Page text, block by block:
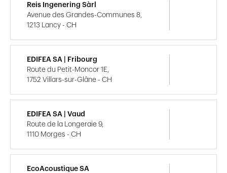
Reis Ingenering Sàrl
Avenue des Grandes-Communes 8,
1213 Lancy - CH
EDIFEA SA | Fribourg
Route du Petit-Moncor 1E,
1752 Villars-sur-Glâne - CH
EDIFEA SA | Vaud
Route de la Longeraie 9,
1110 Morges - CH
EcoAcoustique SA